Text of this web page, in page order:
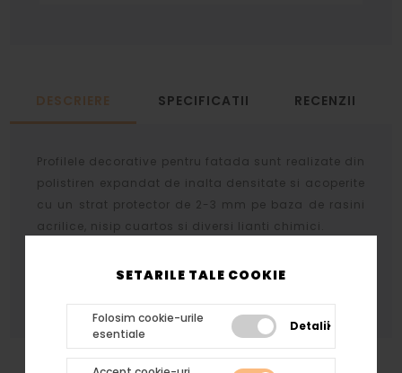
SETARILE TALE COOKIE
Folosim cookie-urile
esentiale
Detalii
DESCRIERE SPECIFICATII RECENZII
Profilele decorative pentru fatada sunt realizate din
polistiren expandat de inalta densitate si acoperite
cu un strat protector de 2-3 mm pe baza de rasini
acrilice, nisip cuartos si diversi lianti chimici.
atat profilelor cat si arcadelor, bazelor si